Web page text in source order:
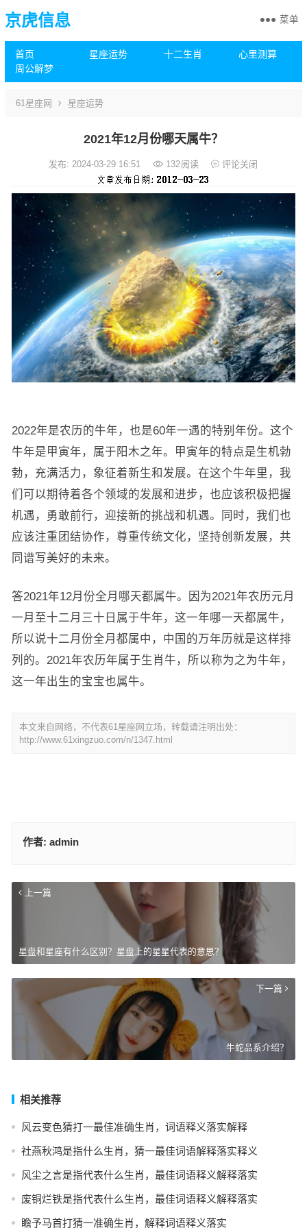
京虎信息
首页 星座运势 十二生肖
心里测算
周公解梦
菜单
61星座网 星座运势
2021年12月份哪天属牛？
发布: 2024-03-29 16:51 132阅读 评论关闭
2022年是农历的牛年，也是60年一遇的特别年份。这个
牛年是甲寅年，属于阳木之年。甲寅年的特点是生机勃
勃，充满活力，象征着新生和发展。在这个牛年里，我
们可以期待着各个领域的发展和进步，也应该积极把握
机遇，勇敢前行，迎接新的挑战和机遇。同时，我们也
应该注重团结协作，尊重传统文化，坚持创新发展，共
同谱写美好的未来。
答2021年12月份全月哪天都属牛。因为2021年农历元月
一月至十二月三十日属于牛年，这一年哪一天都属牛，
所以说十二月份全月都属中，中国的万年历就是这样排
列的。2021年农历年属于生肖牛，所以称为之为牛年，
这一年出生的宝宝也属牛。
本文来自网络，不代表61星座网立场，转载请注明出处：
http://www.61xingzuo.com/n/1347.html
作者: admin
上一篇
星盘和星座有什么区别？星盘上的星星代表的意思？
下一篇
牛蛇品系介绍？
相关推荐
风云变色猜打一最佳准确生肖，词语释义落实解释
社燕秋鸿是指什么生肖，猜一最佳词语解释落实释义
风尘之言是指代表什么生肖，最佳词语释义解释落实
废铜烂铁是指代表什么生肖，最佳词语释义解释落实
瞻予马首打猜一准确生肖，解释词语释义落实